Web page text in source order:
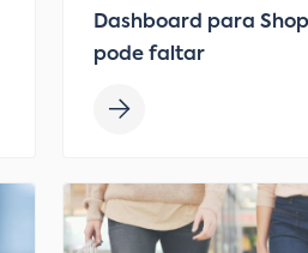
Dashboard para
pode faltar